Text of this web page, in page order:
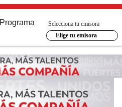
Programa
Selecciona tu emisora
Elige tu emisora